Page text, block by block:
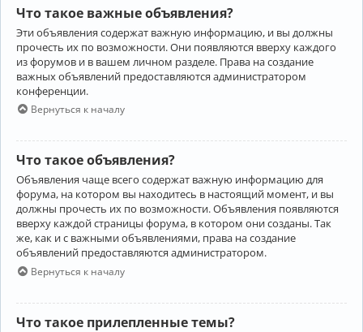
Что такое важные объявления?
Эти объявления содержат важную информацию, и вы должны
прочесть их по возможности. Они появляются вверху каждого
из форумов и в вашем личном разделе. Права на создание
важных объявлений предоставляются администратором
конференции.
Вернуться к началу
Что такое объявления?
Объявления чаще всего содержат важную информацию для
форума, на котором вы находитесь в настоящий момент, и вы
должны прочесть их по возможности. Объявления появляются
вверху каждой страницы форума, в котором они созданы. Так
же, как и с важными объявлениями, права на создание
объявлений предоставляются администратором.
Вернуться к началу
Что такое прилепленные темы?